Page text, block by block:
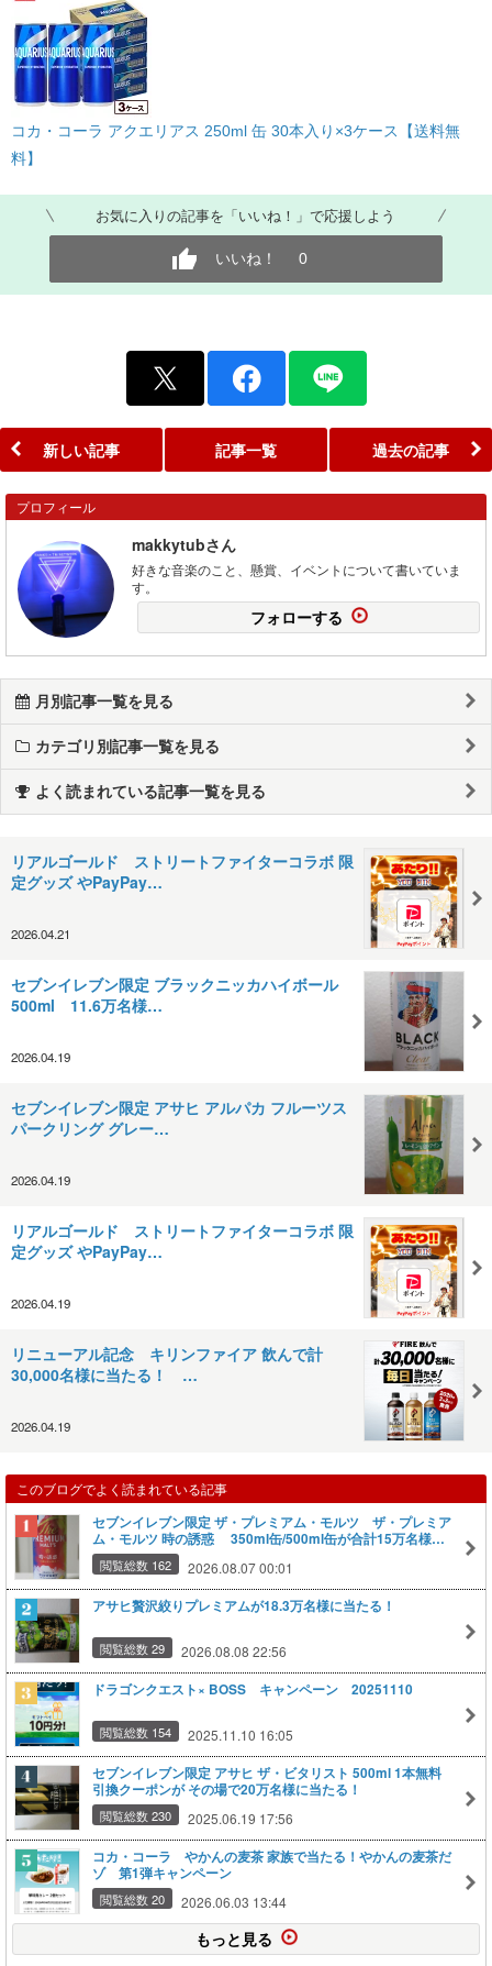
コカ・コーラ アクエリアス 250ml 缶 30本入り×3ケース【送料無
料】
お気に入りの記事を「いいね！」で応援しよう
いいね！ 0
新しい記事 記事一覧 過去の記事
プロフィール
makkytubさん
好きな音楽のこと、懸賞、イベントについて書いていま
す。
フォローする
月別記事一覧を見る
カテゴリ別記事一覧を見る
よく読まれている記事一覧を見る
リアルゴールド ストリートファイターコラボ 限
定グッズ やPayPay…
2026.04.21
セブンイレブン限定 ブラックニッカハイボール
500ml 11.6万名様…
2026.04.19
セブンイレブン限定 アサヒ アルパカ フルーツス
パークリング グレー…
2026.04.19
リアルゴールド ストリートファイターコラボ 限
定グッズ やPayPay…
2026.04.19
リニューアル記念 キリンファイア 飲んで計
30,000名様に当たる！ …
2026.04.19
このブログでよく読まれている記事
セブンイレブン限定 ザ・プレミアム・モルツ ザ・プレミア
ム・モルツ 時の誘惑 350ml缶/500ml缶が合計15万名様に
当たるキャンペーン
閲覧総数 162 2026.08.07 00:01
アサヒ贅沢絞りプレミアムが18.3万名様に当たる！
閲覧総数 29 2026.08.08 22:56
ドラゴンクエスト× BOSS キャンペーン 20251110
閲覧総数 154 2025.11.10 16:05
セブンイレブン限定 アサヒ ザ・ビタリスト 500ml 1本無料
引換クーポンが その場で20万名様に当たる！
閲覧総数 230 2025.06.19 17:56
コカ・コーラ やかんの麦茶 家族で当たる！やかんの麦茶だ
ゾ 第1弾キャンペーン
閲覧総数 20 2026.06.03 13:44
もっと見る